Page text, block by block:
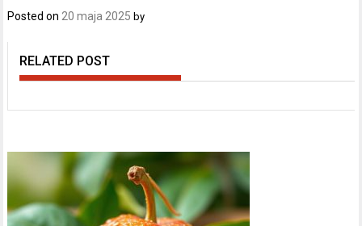
Posted on 20 maja 2025 by
RELATED POST